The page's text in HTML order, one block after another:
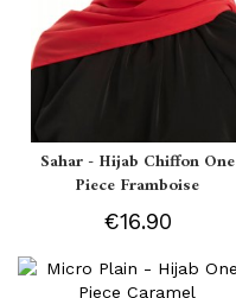
Sahar - Hijab Chiffon One
Piece Framboise
€16.90